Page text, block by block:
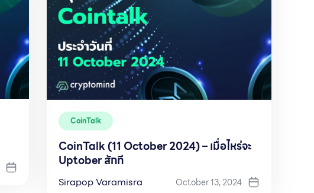
CoinTalk
CoinTalk (11 October 2024) – เมื่อไหร่จะ
Uptober สักที
Sirapop Varamisra October 13, 2024